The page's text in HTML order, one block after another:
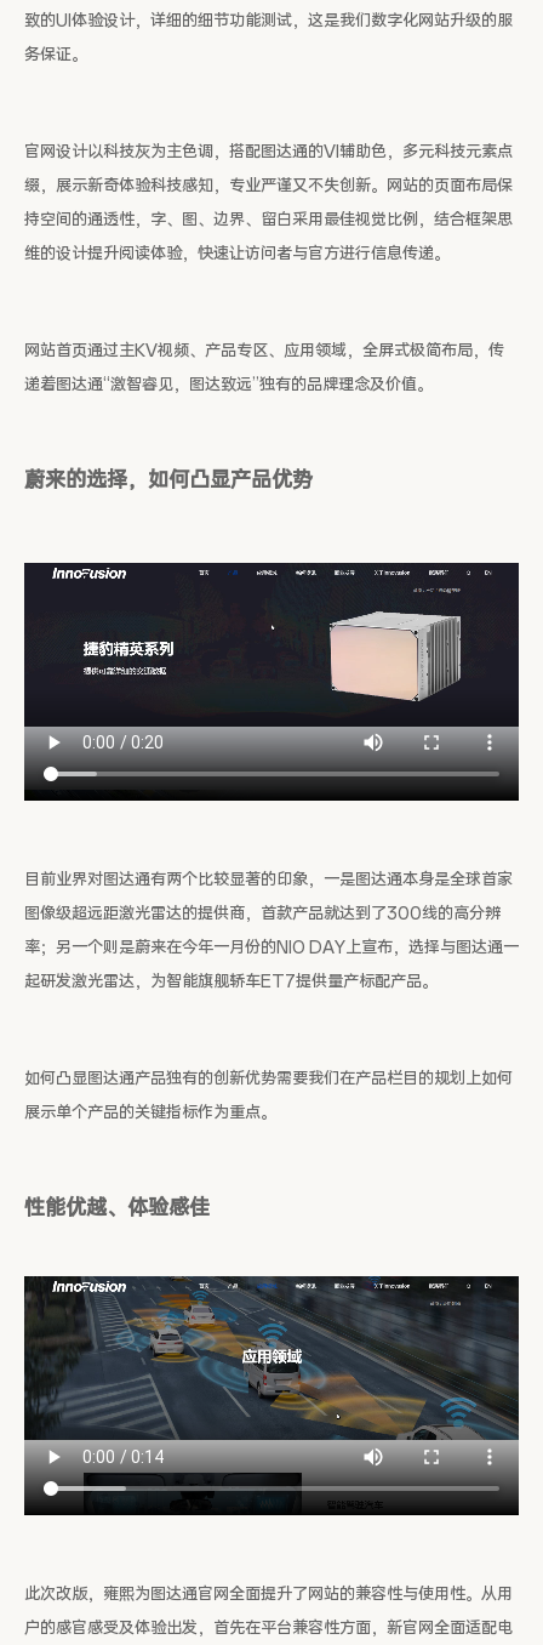
致的UI体验设计，详细的细节功能测试，这是我们数字化网站升级的服
务保证。
官网设计以科技灰为主色调，搭配图达通的VI辅助色，多元科技元素点
缀，展示新奇体验科技感知，专业严谨又不失创新。网站的页面布局保
持空间的通透性，字、图、边界、留白采用最佳视觉比例，结合框架思
维的设计提升阅读体验，快速让访问者与官方进行信息传递。
网站首页通过主KV视频、产品专区、应用领域，全屏式极简布局，传
递着图达通“激智睿见，图达致远”独有的品牌理念及价值。
蔚来的选择，如何凸显产品优势
目前业界对图达通有两个比较显著的印象，一是图达通本身是全球首家
图像级超远距激光雷达的提供商，首款产品就达到了300线的高分辨
率；另一个则是蔚来在今年一月份的NIO DAY上宣布，选择与图达通一
起研发激光雷达，为智能旗舰轿车ET7提供量产标配产品。
如何凸显图达通产品独有的创新优势需要我们在产品栏目的规划上如何
展示单个产品的关键指标作为重点。
性能优越、体验感佳
此次改版，雍熙为图达通官网全面提升了网站的兼容性与使用性。从用
户的感官感受及体验出发，首先在平台兼容性方面，新官网全面适配电